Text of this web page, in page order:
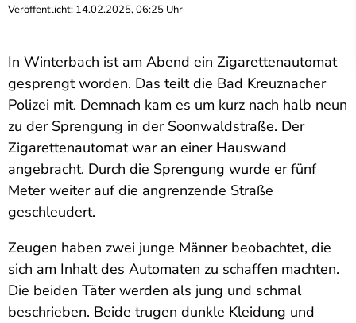
Veröffentlicht: 14.02.2025, 06:25 Uhr
In Winterbach ist am Abend ein Zigarettenautomat
gesprengt worden. Das teilt die Bad Kreuznacher
Polizei mit. Demnach kam es um kurz nach halb neun
zu der Sprengung in der Soonwaldstraße. Der
Zigarettenautomat war an einer Hauswand
angebracht. Durch die Sprengung wurde er fünf
Meter weiter auf die angrenzende Straße
geschleudert.
Zeugen haben zwei junge Männer beobachtet, die
sich am Inhalt des Automaten zu schaffen machten.
Die beiden Täter werden als jung und schmal
beschrieben. Beide trugen dunkle Kleidung und